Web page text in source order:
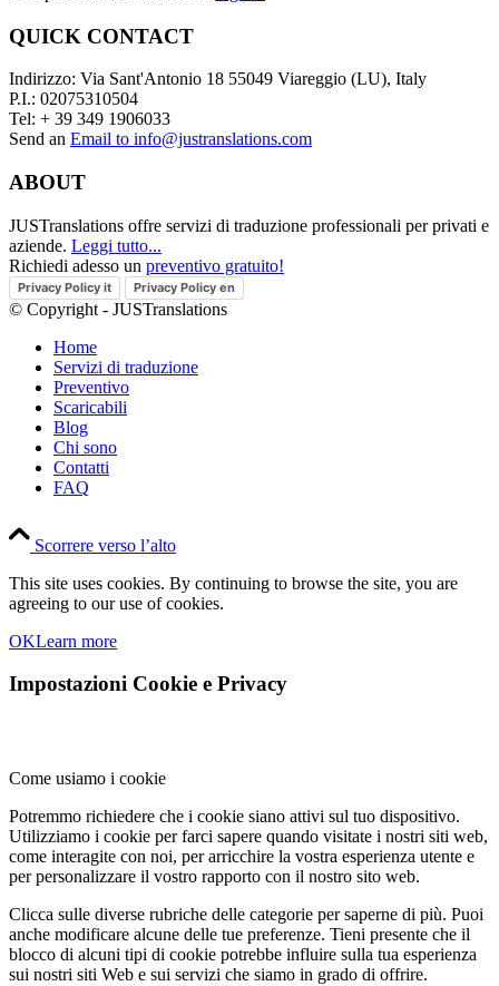
QUICK CONTACT
Indirizzo: Via Sant'Antonio 18 55049 Viareggio (LU), Italy
P.I.: 02075310504
Tel: + 39 349 1906033
Send an Email to info@justranslations.com
ABOUT
JUSTranslations offre servizi di traduzione professionali per privati e
aziende. Leggi tutto...
Richiedi adesso un preventivo gratuito!
Privacy Policy it Privacy Policy en
© Copyright - JUSTranslations
Home
Servizi di traduzione
Preventivo
Scaricabili
Blog
Chi sono
Contatti
FAQ
Scorrere verso l’alto
This site uses cookies. By continuing to browse the site, you are
agreeing to our use of cookies.
OKLearn more
Impostazioni Cookie e Privacy
Come usiamo i cookie
Potremmo richiedere che i cookie siano attivi sul tuo dispositivo.
Utilizziamo i cookie per farci sapere quando visitate i nostri siti web,
come interagite con noi, per arricchire la vostra esperienza utente e
per personalizzare il vostro rapporto con il nostro sito web.
Clicca sulle diverse rubriche delle categorie per saperne di più. Puoi
anche modificare alcune delle tue preferenze. Tieni presente che il
blocco di alcuni tipi di cookie potrebbe influire sulla tua esperienza
sui nostri siti Web e sui servizi che siamo in grado di offrire.